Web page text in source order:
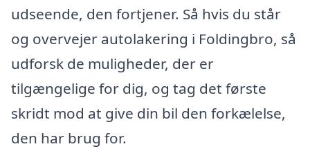
udseende, den fortjener. Så hvis du står
og overvejer autolakering i Foldingbro, så
udforsk de muligheder, der er
tilgængelige for dig, og tag det første
skridt mod at give din bil den forkælelse,
den har brug for.